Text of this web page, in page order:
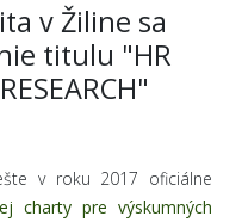
v Žiline sa
titulu "HR
v roku 2017 oficiálne
charty pre výskumných